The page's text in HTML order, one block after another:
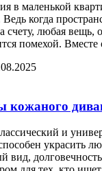
в маленькой
когда
любая вещь,
помехой.
и
украсить
вид,